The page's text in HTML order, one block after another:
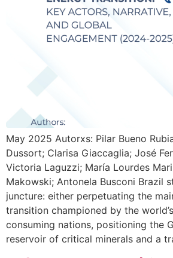
May 2025 Autorxs: Pilar Bueno
Dussort; Clarisa Giaccaglia; José
Victoria Laguzzi; María Lourdes
Makowski; Antonela Busconi Brazil
juncture: either perpetuating the
transition championed by the
consuming nations, positioning the
reservoir of critical minerals and a